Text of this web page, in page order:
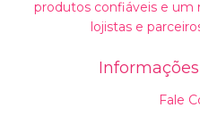
produtos confiáveis e um
lojistas e
Fale